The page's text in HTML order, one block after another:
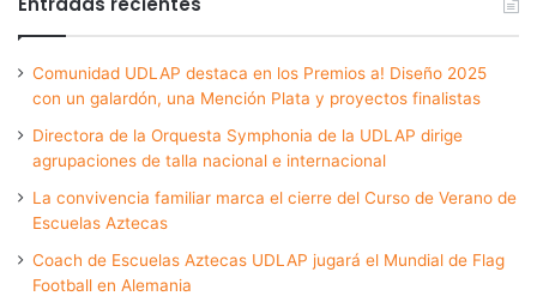
Comunidad UDLAP destaca en los Premios a! Diseño 2025
con un galardón, una Mención Plata y proyectos finalistas
Directora de la Orquesta Symphonia de la UDLAP dirige
agrupaciones de talla nacional e internacional
La convivencia familiar marca el cierre del Curso de Verano de
Escuelas Aztecas
Coach de Escuelas Aztecas UDLAP jugará el Mundial de Flag
Football en Alemania